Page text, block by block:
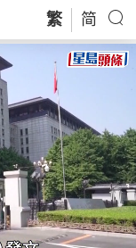
繁 简